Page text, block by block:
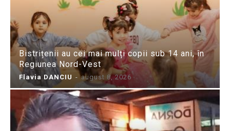
Bistrițenii au cei mai mulți copii sub 14 ani, în
Regiunea Nord-Vest
Flavia DANCIU - august 8, 2026